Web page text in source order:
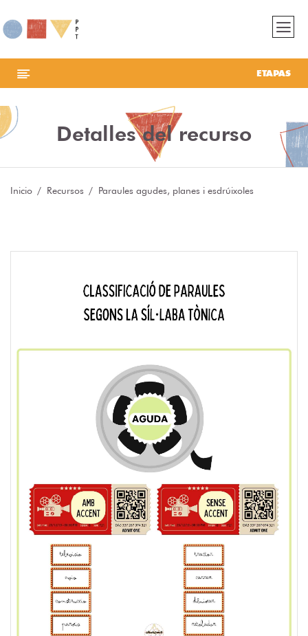
ETAPAS
Detalles del recurso
Inicio Recursos Paraules agudes, planes i esdrúixoles